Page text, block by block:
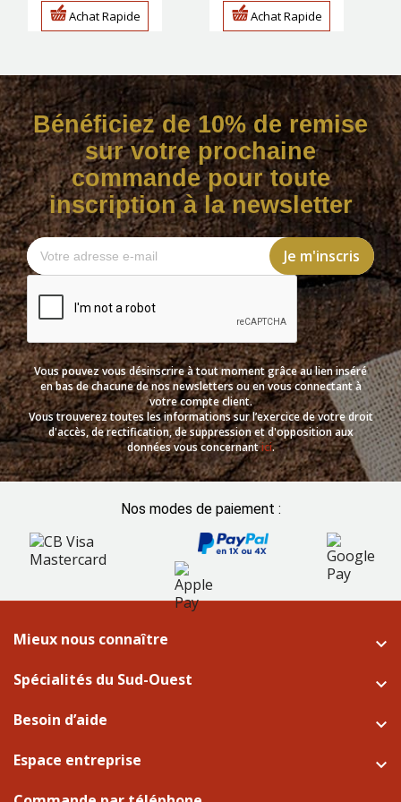
Achat Rapide Achat Rapide
Bénéficiez de 10% de remise
sur votre prochaine
commande pour toute
inscription à la newsletter
Vous pouvez vous désinscrire à tout moment grâce au lien inséré
en bas de chacune de nos newsletters ou en vous connectant à
votre compte client.
Vous trouverez toutes les informations sur l’exercice de votre droit
d'accès, de rectification, de suppression et d'opposition aux
données vous concernantici.
Nos modes de paiement :
Mieux nous connaître 
Spécialités du Sud-Ouest 
Besoin d’aide 
Espace entreprise 